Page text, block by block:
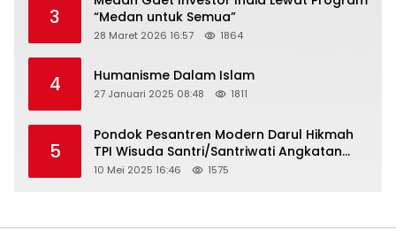
3
“Medan untuk Semua”
28 Maret 2026 16:57 1864
4 Humanisme Dalam Islam
27 Januari 2025 08:48 1811
5
Pondok Pesantren Modern Darul Hikmah
TPI Wisuda Santri/Santriwati Angkatan
XXXIII
10 Mei 2025 16:46 1575